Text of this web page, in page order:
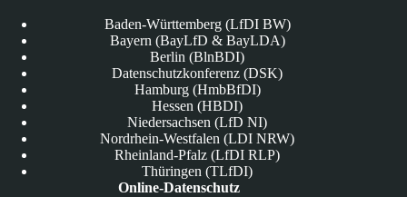
Baden-Württemberg (LfDI BW)
Bayern (BayLfD & BayLDA)
Berlin (BlnBDI)
Datenschutzkonferenz (DSK)
Hamburg (HmbBfDI)
Hessen (HBDI)
Niedersachsen (LfD NI)
Nordrhein-Westfalen (LDI NRW)
Rheinland-Pfalz (LfDI RLP)
Thüringen (TLfDI)
Online-Datenschutz